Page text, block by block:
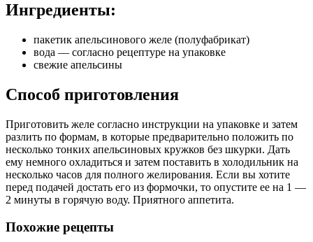
Ингредиенты:
пакетик апельсинового желе (полуфабрикат)
вода — согласно рецептуре на упаковке
свежие апельсины
Способ приготовления
Приготовить желе согласно инструкции на упаковке и затем
разлить по формам, в которые предварительно положить по
несколько тонких апельсиновых кружков без шкурки. Дать
ему немного охладиться и затем поставить в холодильник на
несколько часов для полного желирования. Если вы хотите
перед подачей достать его из формочки, то опустите ее на 1 —
2 минуты в горячую воду. Приятного аппетита.
Похожие рецепты